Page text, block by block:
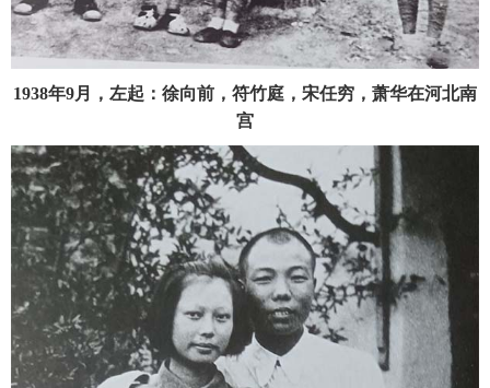
1938年9月，左起：徐向前，符竹庭，宋任穷，萧华在河北南
宫